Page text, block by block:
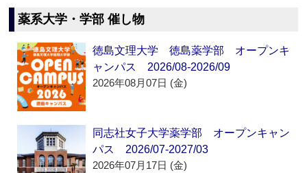
薬系大学・学部 催し物
徳島文理大学 徳島薬学部 オープンキ
ャンパス 2026/08-2026/09
2026年08月07日 (金)
同志社女子大学薬学部 オープンキャン
パス 2026/07-2027/03
2026年07月17日 (金)